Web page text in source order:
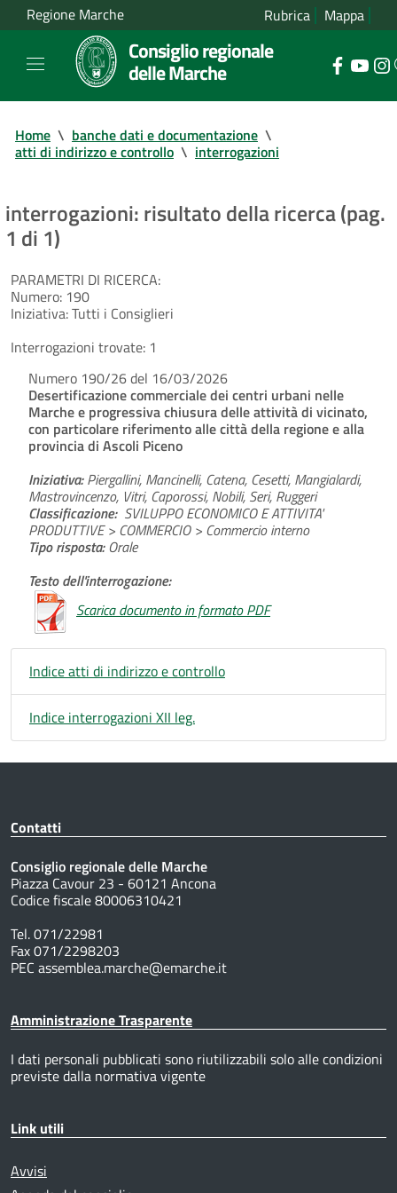
Regione Marche Rubrica Mappa
Consiglio regionale
delle Marche
Home \ banche dati e documentazione \
atti di indirizzo e controllo \ interrogazioni
interrogazioni: risultato della ricerca (pag.
1 di 1)
PARAMETRI DI RICERCA:
Numero: 190
Iniziativa:Tutti i Consiglieri
Interrogazioni trovate: 1
Numero 190/26 del 16/03/2026
Desertificazione commerciale dei centri urbani nelle
Marche e progressiva chiusura delle attività di vicinato,
con particolare riferimento alle città della regione e alla
provincia di Ascoli Piceno
Iniziativa:Piergallini, Mancinelli, Catena, Cesetti, Mangialardi,
Mastrovincenzo, Vitri, Caporossi, Nobili, Seri, Ruggeri
Classificazione: SVILUPPO ECONOMICO E ATTIVITA'
PRODUTTIVE > COMMERCIO > Commercio interno
Tipo risposta:Orale
Testo dell'interrogazione:
Scarica documento in formato PDF
Indice atti di indirizzo e controllo
Indice interrogazioni XII leg.
Contatti
Consiglio regionale delle Marche
Piazza Cavour 23 - 60121 Ancona
Codice fiscale 80006310421
Tel. 071/22981
Fax 071/2298203
PEC assemblea.marche@emarche.it
Amministrazione Trasparente
I dati personali pubblicati sono riutilizzabili solo alle condizioni
previste dalla normativa vigente
Link utili
Avvisi